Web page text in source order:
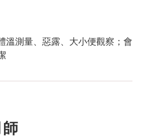
溫測量、惡露、大小便觀察；會
師